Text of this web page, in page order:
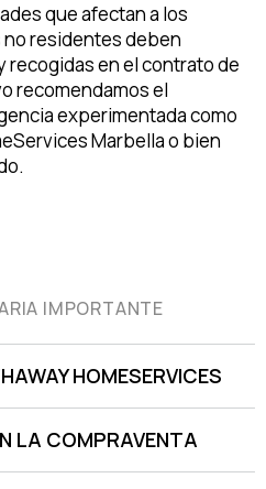
que afectan a los
residentes deben
recogidas en el contrato de
recomendamos el
experimentada como
Marbella o bien
IMPORTANTE
HOMESERVICES
LA COMPRAVENTA